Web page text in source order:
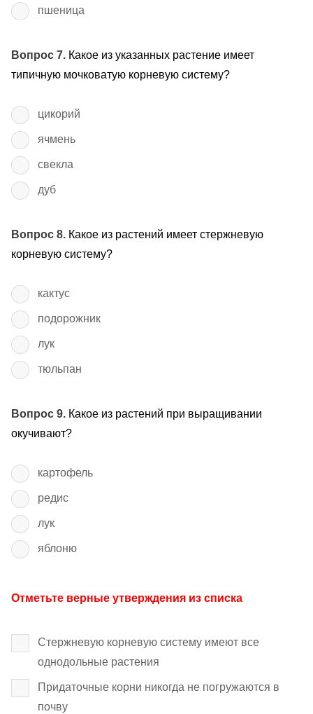
пшеница
Вопрос 7. Какое из указанных растение имеет
типичную мочковатую корневую систему?
цикорий
ячмень
свекла
дуб
Вопрос 8. Какое из растений имеет стержневую
корневую систему?
кактус
подорожник
лук
тюльпан
Вопрос 9. Какое из растений при выращивании
окучивают?
картофель
редис
лук
яблоню
Отметьте верные утверждения из списка
Стержневую корневую систему имеют все
однодольные растения
Придаточные корни никогда не погружаются в
почву